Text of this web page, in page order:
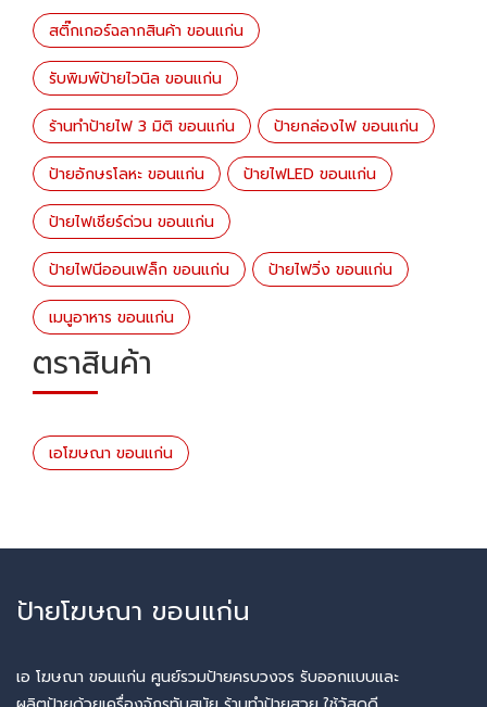
สติ๊กเกอร์ฉลากสินค้า ขอนแก่น
รับพิมพ์ป้ายไวนิล ขอนแก่น
ร้านทำป้ายไฟ 3 มิติ ขอนแก่น ป้ายกล่องไฟ ขอนแก่น
ป้ายอักษรโลหะ ขอนแก่น ป้ายไฟLED ขอนแก่น
ป้ายไฟเชียร์ด่วน ขอนแก่น
ป้ายไฟนีออนเฟล็ก ขอนแก่น ป้ายไฟวิ่ง ขอนแก่น
เมนูอาหาร ขอนแก่น
ตราสินค้า
เอโฆษณา ขอนแก่น
ป้ายโฆษณา ขอนแก่น
เอ โฆษณา ขอนแก่น ศูนย์รวมป้ายครบวงจร รับออกแบบและ